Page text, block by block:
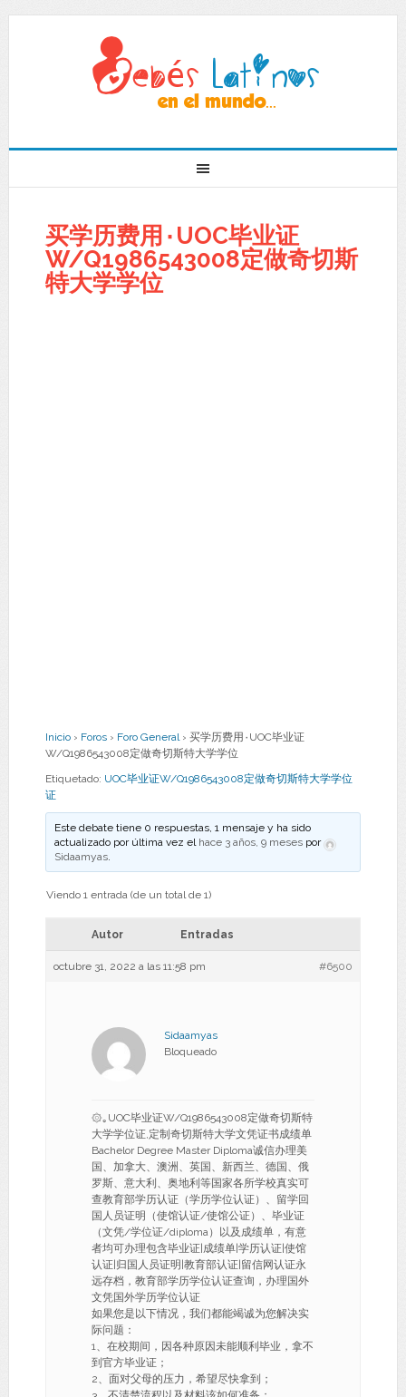
买学历费用۰UOC毕业证
W/Q1986543008定做奇切斯
特大学学位
Inicio › Foros › Foro General › 买学历费用۰UOC毕业证
W/Q1986543008定做奇切斯特大学学位
Etiquetado: UOC毕业证W/Q1986543008定做奇切斯特大学学位
证
Este debate tiene 0 respuestas, 1 mensaje y ha sido
actualizado por última vez el hace 3 años, 9 meses por
Sidaamyas.
Viendo 1 entrada (de un total de 1)
Autor Entradas
octubre 31, 2022 a las 11:58 pm #6500
Sidaamyas
Bloqueado
۞｡UOC毕业证W/Q1986543008定做奇切斯特
大学学位证,定制奇切斯特大学文凭证书成绩单
Bachelor Degree Master Diploma诚信办理美
国、加拿大、澳洲、英国、新西兰、德国、俄
罗斯、意大利、奥地利等国家各所学校真实可
查教育部学历认证（学历学位认证）、留学回
国人员证明（使馆认证/使馆公证）、毕业证
（文凭/学位证/diploma）以及成绩单，有意
者均可办理包含毕业证|成绩单|学历认证|使馆
认证|归国人员证明|教育部认证|留信网认证永
远存档，教育部学历学位认证查询，办理国外
文凭国外学历学位认证
如果您是以下情况，我们都能竭诚为您解决实
际问题：
1、在校期间，因各种原因未能顺利毕业，拿不
到官方毕业证；
2、面对父母的压力，希望尽快拿到；